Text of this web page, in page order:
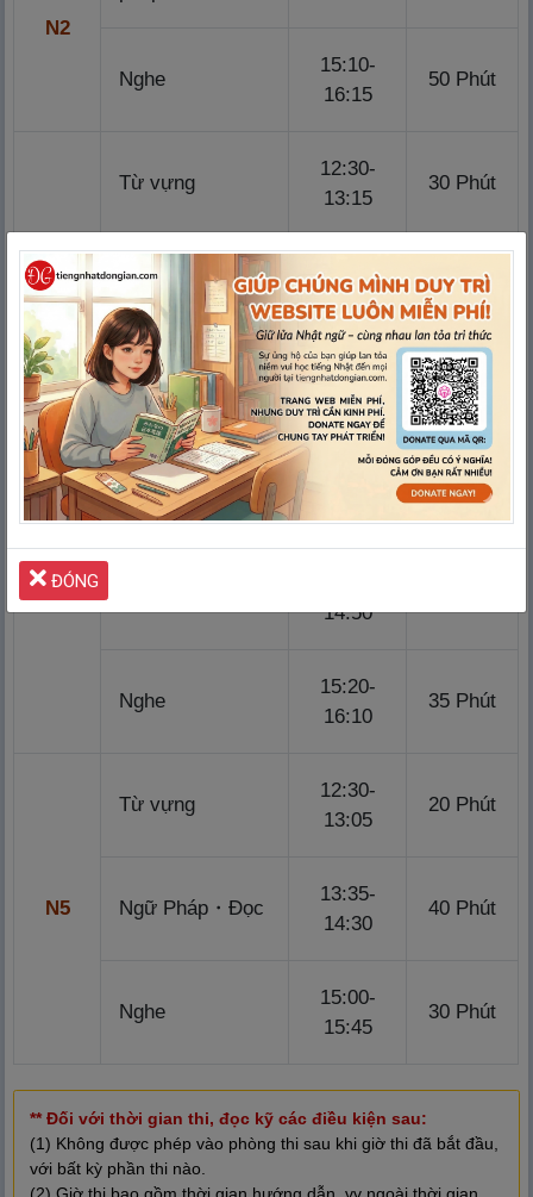
N2
Nghe
15:10-
16:15
50 Phút
N3
Từ vựng
12:30-
13:15
30 Phút
Ngữ Pháp・Đọc
13:45-
15:10
70 Phút
Nghe
15:40-
16:35
40 Phút
N4
Từ Vựng 25 Phút
14:50
Nghe
15:20-
16:10
35 Phút
N5
Từ vựng
12:30-
13:05
20 Phút
Ngữ Pháp・Đọc
13:35-
14:30
40 Phút
Nghe
15:00-
15:45
30 Phút
** Đối với thời gian thi, đọc kỹ các điều kiện sau:
(1) Không được phép vào phòng thi sau khi giờ thi đã bắt đầu,
với bất kỳ phần thi nào.
ĐÓNG